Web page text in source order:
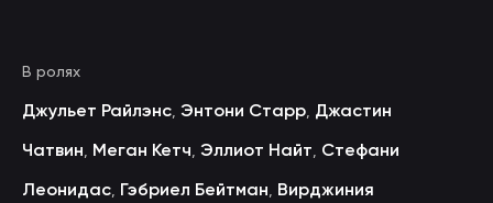
В ролях
Джульет Райлэнс Энтони Старр Джастин
Чатвин Меган Кетч Эллиот Найт Стефани
Леонидас Гэбриел Бейтман Вирджиния